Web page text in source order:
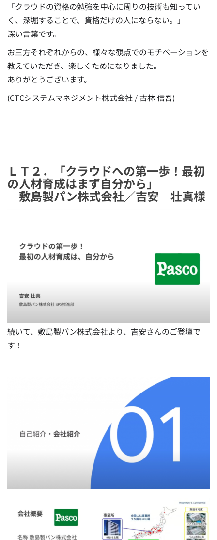
「クラウドの資格の勉強を中心に周りの技術も知ってい
く、深堀することで、資格だけの人にならない。」
深い言葉です。
お三方それぞれからの、様々な観点でのモチベーションを
教えていただき、楽しくためになりました。
ありがとうございます。
(CTCシステムマネジメント株式会社 / 古林 信吾)
ＬＴ２．「クラウドへの第一歩！最初
の人材育成はまず自分から」
敷島製パン株式会社／吉安 壮真様
続いて、敷島製パン株式会社より、吉安さんのご登壇で
す！